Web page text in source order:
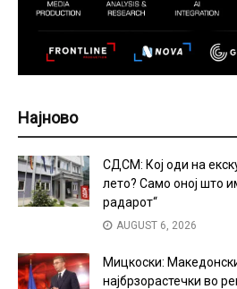
Најново
СДСМ: Кој оди на
лето? Само оној што
радарот“
AUGUST 6, 2026
Мицкоски:
најбрзорастечки во